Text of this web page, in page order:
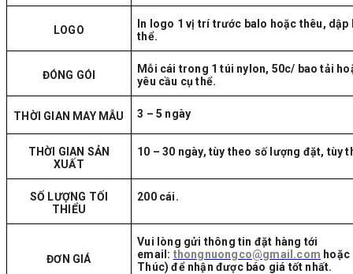
LOGO
In logo 1 vị trí trước balo hoặc thêu, dập
thể.
ĐÓNG GÓI
Mỗi cái trong 1 túi nylon, 50c/ bao tải
yêu cầu cụ thể.
THỜI GIAN MAY MẪU 3 – 5 ngày
THỜI GIAN SẢN
XUẤT
10 – 30 ngày, tùy theo số lượng đặt, tùy
SỐ LƯỢNG TỐI
THIỂU
200 cái.
ĐƠN GIÁ
Vui lòng gửi thông tin đặt hàng tới
email: thongnuongco@gmail.com hoặc
Thúc) để nhận được báo giá tốt nhất.